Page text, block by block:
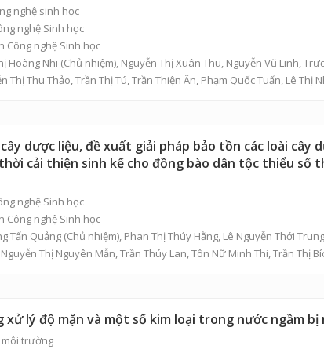
nghệ sinh học
nghệ Sinh học
Công nghệ Sinh học
Hoàng Nhi (Chủ nhiệm), Nguyễn Thị Xuân Thu, Nguyễn Vũ Linh,
Thị Thu Thảo,Trần Thị Tú, Trần Thiện Ân, Phạm Quốc Tuấn, Lê Thị
dược liệu, đề xuất giải pháp bảo tồn các loài cây
cải thiện sinh kế cho đồng bào dân tộc thiểu số
nghệ Sinh học
Công nghệ Sinh học
Tấn Quảng (Chủ nhiệm), Phan Thị Thúy Hằng, Lê Nguyễn Thới
Thị Nguyên Mẫn,Trần Thúy Lan, Tôn Nữ Minh Thi, Trần Thị
xử lý độ mặn và một số kim loại trong nước ngầm
môi trường